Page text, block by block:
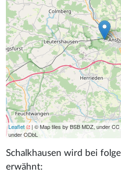
Leaflet
| © Map tiles by BSB MDZ, under
under ODbL
Schalkhausen wird bei
erwähnt: